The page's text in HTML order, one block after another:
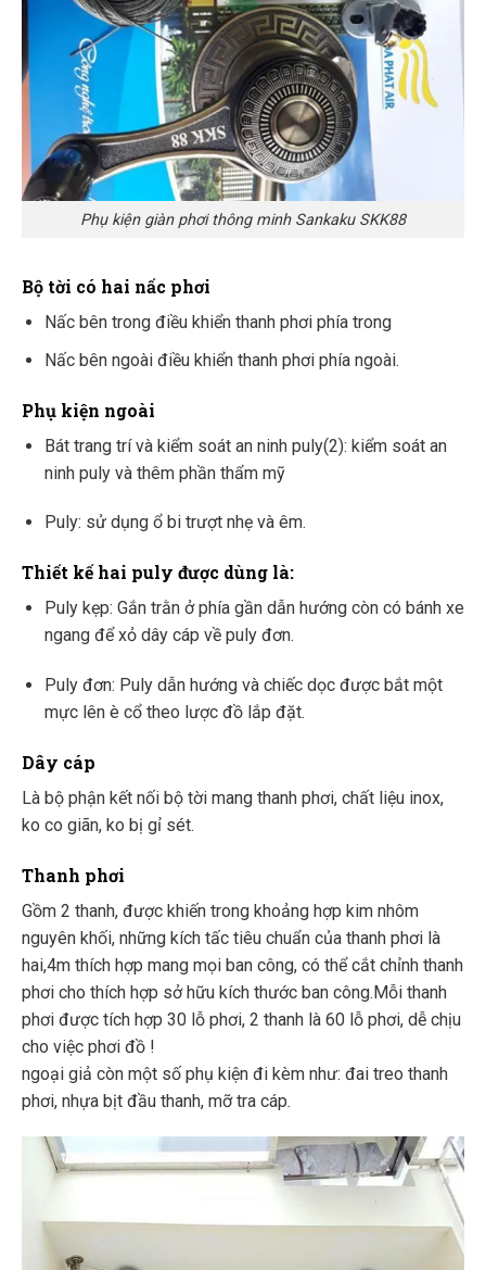
Phụ kiện giàn phơi thông minh Sankaku SKK88
Bộ tời có hai nấc phơi
Nấc bên trong điều khiển thanh phơi phía trong
Nấc bên ngoài điều khiển thanh phơi phía ngoài.
Phụ kiện ngoài
Bát trang trí và kiểm soát an ninh puly(2): kiểm soát an
ninh puly và thêm phần thẩm mỹ
Puly: sử dụng ổ bi trượt nhẹ và êm.
Thiết kế hai puly được dùng là:
Puly kẹp: Gắn trằn ở phía gần dẫn hướng còn có bánh xe
ngang để xỏ dây cáp về puly đơn.
Puly đơn: Puly dẫn hướng và chiếc dọc được bắt một
mực lên è cổ theo lược đồ lắp đặt.
Dây cáp
Là bộ phận kết nối bộ tời mang thanh phơi, chất liệu inox,
ko co giãn, ko bị gỉ sét.
Thanh phơi
Gồm 2 thanh, được khiến trong khoảng hợp kim nhôm
nguyên khối, những kích tấc tiêu chuẩn của thanh phơi là
hai,4m thích hợp mang mọi ban công, có thể cắt chỉnh thanh
phơi cho thích hợp sở hữu kích thước ban công.Mỗi thanh
phơi được tích hợp 30 lỗ phơi, 2 thanh là 60 lỗ phơi, dễ chịu
cho việc phơi đồ !
ngoại giả còn một số phụ kiện đi kèm như: đai treo thanh
phơi, nhựa bịt đầu thanh, mỡ tra cáp.